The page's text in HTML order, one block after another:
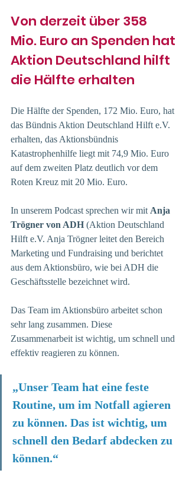
Von derzeit über 358
Mio. Euro an Spenden hat
Aktion Deutschland hilft
die Hälfte erhalten
Die Hälfte der Spenden, 172 Mio. Euro, hat
das Bündnis Aktion Deutschland Hilft e.V.
erhalten, das Aktionsbündnis
Katastrophenhilfe liegt mit 74,9 Mio. Euro
auf dem zweiten Platz deutlich vor dem
Roten Kreuz mit 20 Mio. Euro.
In unserem Podcast sprechen wir mit Anja
Trögner von ADH (Aktion Deutschland
Hilft e.V. Anja Trögner leitet den Bereich
Marketing und Fundraising und berichtet
aus dem Aktionsbüro, wie bei ADH die
Geschäftsstelle bezeichnet wird.
Das Team im Aktionsbüro arbeitet schon
sehr lang zusammen. Diese
Zusammenarbeit ist wichtig, um schnell und
effektiv reagieren zu können.
„Unser Team hat eine feste
Routine, um im Notfall agieren
zu können. Das ist wichtig, um
schnell den Bedarf abdecken zu
können.“